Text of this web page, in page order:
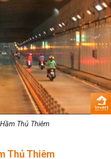
Thủ Thiêm
Thủ Thiêm